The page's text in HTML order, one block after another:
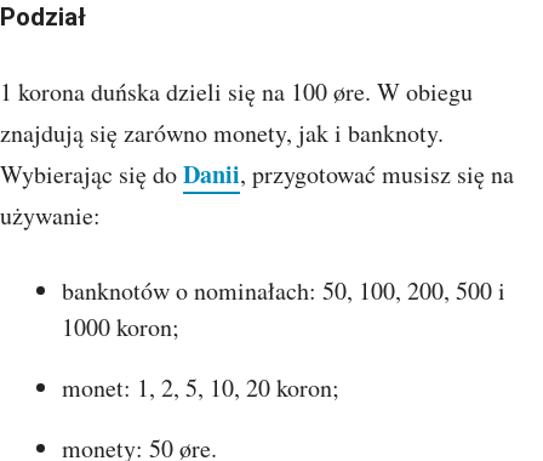
Podział
1 korona duńska dzieli się na 100 øre. W obiegu
znajdują się zarówno monety, jak i banknoty.
Wybierając się doDanii, przygotować musisz się na
używanie:
banknotów o nominałach: 50, 100, 200, 500 i
1000 koron;
monet: 1, 2, 5, 10, 20 koron;
monety: 50 øre.